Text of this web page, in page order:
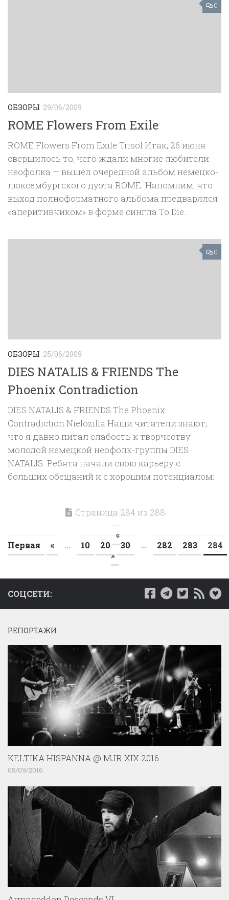
0
ОБЗОРЫ 29/06/2009
ROME Flowers From Exile
ROME Flowers From Exile Trisol Итак, 26 июня
свершилось то, чего ждали многие любители
неофолка — вышел очередной альбом немецко-
люксембургского дуэта ROME. Напомним, что
выход полноформатного альбома предварялся
«аперитивчиком» в форме сингла To Die...
0
ОБЗОРЫ 25/06/2009
DIES NATALIS & FRIENDS The
Phoenix Contradiction
DIES NATALIS & FRIENDS The Phoenix
Contradiction Nielozilla Наши читатели знают,
что я давно питал слабость к творчеству
молодой немецкой неофолк-группы DIES
NATALIS. Ребята начали свою карьеру с
больших обещаний и с хорошим потенциалом:...
Страница 284 из 288
«
Первая
« ... 10 20 30 ... 282 283
284
»
СОЦСЕТИ:
РЕПОРТАЖИ
KELTIKA HISPANNA @ MJR XIX 2016
05/09/2016